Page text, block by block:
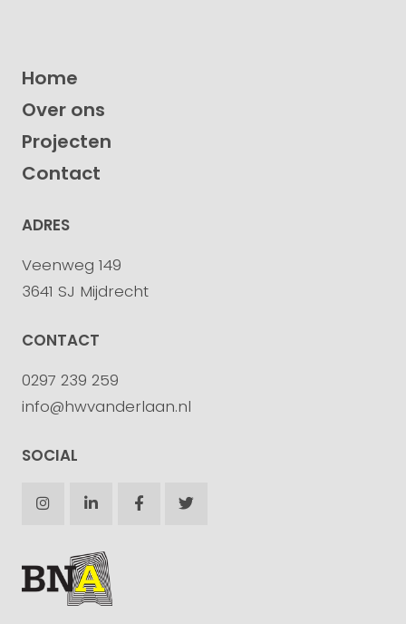
Home
Over ons
Projecten
Contact
ADRES
Veenweg 149
3641 SJ Mijdrecht
CONTACT
0297 239 259
info@hwvanderlaan.nl
SOCIAL